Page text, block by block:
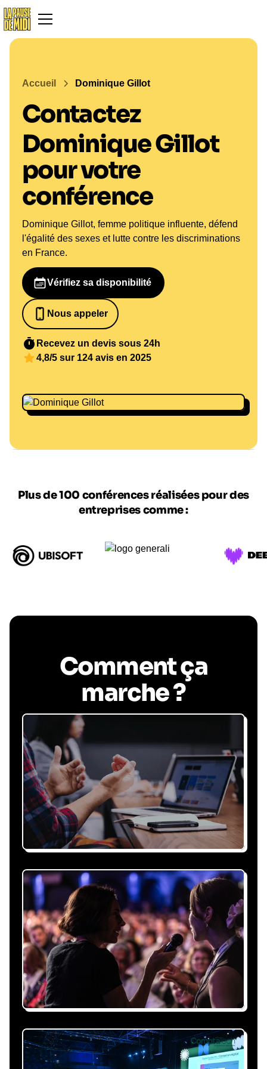
Accueil Dominique Gillot
Contactez
Dominique Gillot
pour votre
conférence
Dominique Gillot, femme politique influente, défend
l'égalité des sexes et lutte contre les discriminations
en France.
Vérifiez sa disponibilité
Nous appeler
0652698481
Recevez un devis sous 24h
4,8/5 sur 124 avis en 2025
Plus de 100 conférences réalisées pour des
entreprises comme :
Comment ça
marche ?
Recevez une proposition
sous 24h
Expliquez-nous vos besoins, on vous répond
sous 24h avec une proposition
personnalisée, claire et adaptée à votre
événement et à vos contraintes.
Nous nous occupons de
tout